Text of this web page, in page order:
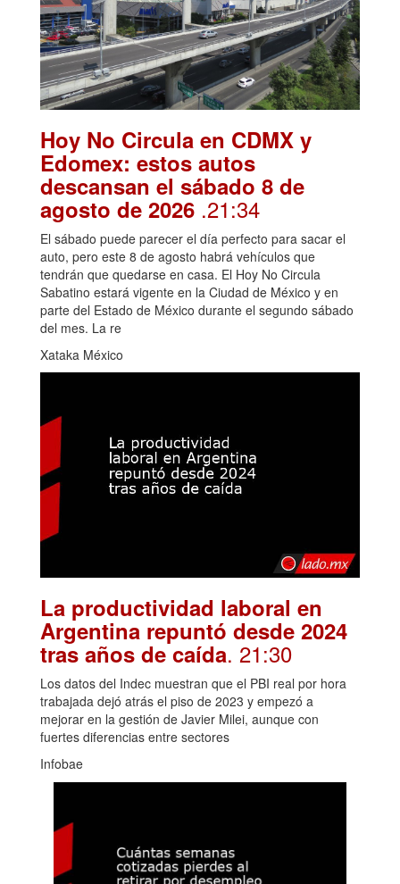
Hoy No Circula en CDMX y
Edomex: estos autos
descansan el sábado 8 de
agosto de 2026 .21:34
El sábado puede parecer el día perfecto para sacar el
auto, pero este 8 de agosto habrá vehículos que
tendrán que quedarse en casa. El Hoy No Circula
Sabatino estará vigente en la Ciudad de México y en
parte del Estado de México durante el segundo sábado
del mes. La re
Xataka México
La productividad laboral en
Argentina repuntó desde 2024
tras años de caída. 21:30
Los datos del Indec muestran que el PBI real por hora
trabajada dejó atrás el piso de 2023 y empezó a
mejorar en la gestión de Javier Milei, aunque con
fuertes diferencias entre sectores
Infobae